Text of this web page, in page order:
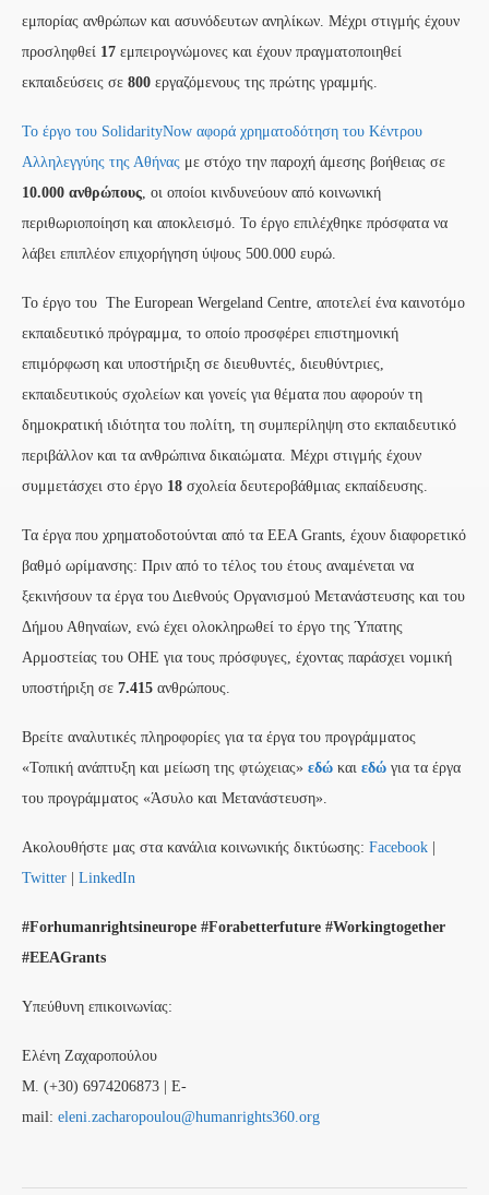
εμπορίας ανθρώπων και ασυνόδευτων ανηλίκων. Μέχρι στιγμής έχουν
προσληφθεί 17 εμπειρογνώμονες και έχουν πραγματοποιηθεί
εκπαιδεύσεις σε 800 εργαζόμενους της πρώτης γραμμής.
Το έργο του SolidarityNow αφορά χρηματοδότηση του Κέντρου
Αλληλεγγύης της Αθήνας με στόχο την παροχή άμεσης βοήθειας σε
10.000 ανθρώπους , οι οποίοι κινδυνεύουν από κοινωνική
περιθωριοποίηση και αποκλεισμό. Το έργο επιλέχθηκε πρόσφατα να
λάβει επιπλέον επιχορήγηση ύψους 500.000 ευρώ.
Το έργο του The European Wergeland Centre, αποτελεί ένα καινοτόμο
εκπαιδευτικό πρόγραμμα, το οποίο προσφέρει επιστημονική
επιμόρφωση και υποστήριξη σε διευθυντές, διευθύντριες,
εκπαιδευτικούς σχολείων και γονείς για θέματα που αφορούν τη
δημοκρατική ιδιότητα του πολίτη, τη συμπερίληψη στο εκπαιδευτικό
περιβάλλον και τα ανθρώπινα δικαιώματα. Μέχρι στιγμής έχουν
συμμετάσχει στο έργο 18 σχολεία δευτεροβάθμιας εκπαίδευσης.
Τα έργα που χρηματοδοτούνται από τα EEA Grants, έχουν διαφορετικό
βαθμό ωρίμανσης: Πριν από το τέλος του έτους αναμένεται να
ξεκινήσουν τα έργα του Διεθνούς Οργανισμού Μετανάστευσης και του
Δήμου Αθηναίων, ενώ έχει ολοκληρωθεί το έργο της Ύπατης
Αρμοστείας του ΟΗΕ για τους πρόσφυγες, έχοντας παράσχει νομική
υποστήριξη σε 7.415 ανθρώπους.
Βρείτε αναλυτικές πληροφορίες για τα έργα του προγράμματος
«Τοπική ανάπτυξη και μείωση της φτώχειας» εδώ και εδώ για τα έργα
του προγράμματος «Άσυλο και Μετανάστευση».
Ακολουθήστε μας στα κανάλια κοινωνικής δικτύωσης: Facebook
Twitter
LinkedIn
#Forhumanrightsineurope #Forabetterfuture #Workingtogether
#EEAGrants
Υπεύθυνη επικοινωνίας:
Ελένη Ζαχαροπούλου
M. (+30) 6974206873 | E-
mail: eleni.zacharopoulou@humanrights360.org